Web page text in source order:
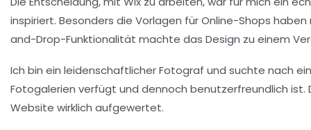
inspiriert. Besonders die Vorlagen fürOnline-Shops haben
and-Drop-Funktionalität machte das Design zu einem
Ich bin ein leidenschaftlicher Fotograf und suchte nach
Fotogalerien verfügt und dennoch benutzerfreundlich ist.
Website wirklich aufgewertet.